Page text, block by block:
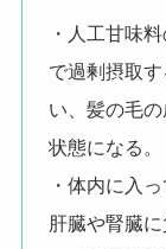
・人工甘味
で過剰摂取
い、髪の毛
状態になる。
・体内に入
肝臓や腎臓